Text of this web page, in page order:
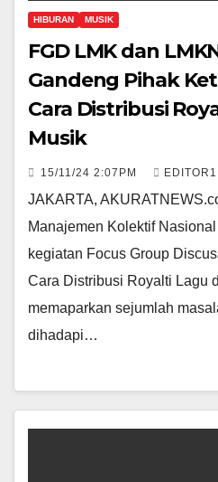
HIBURAN MUSIK
FGD LMK dan
Gandeng Pihak
Cara Distribusi
Musik
15/11/24 2:07PM EDITOR1
JAKARTA,
Manajemen Kolektif
kegiatan Focus Group
Cara Distribusi Royalti Lagu
memaparkan sejumlah
dihadapi…